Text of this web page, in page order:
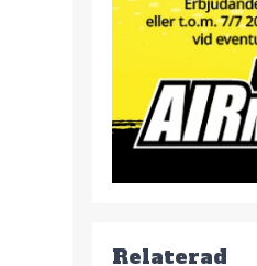
Relaterad